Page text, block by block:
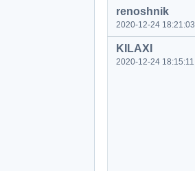
renoshnik
2020-12-24 18:21:03
KILAXI
2020-12-24 18:15:11